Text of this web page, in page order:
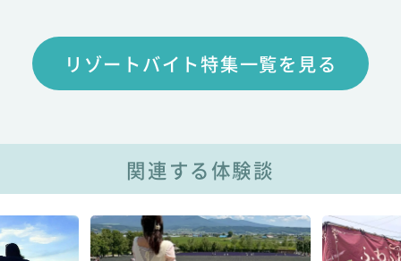
リゾートバイト特集一覧を見る
関連する体験談